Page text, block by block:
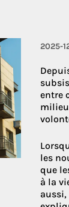
2025-
entre
les
que
à la
aussi,